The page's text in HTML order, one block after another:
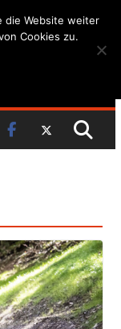
die Website weiter
Cookies zu.